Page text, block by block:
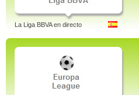
La Liga BBVA en directo